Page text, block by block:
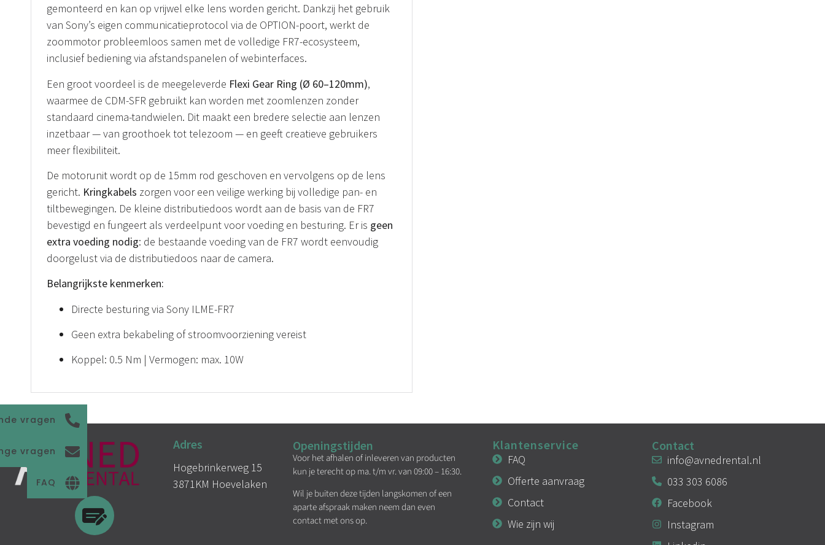
gemonteerd en kan op vrijwel elke lens worden gericht. Dankzij het gebruik
van Sony’s eigen communicatieprotocol via de OPTION-poort, werkt de
zoommotor probleemloos samen met de volledige FR7-ecosysteem,
inclusief bediening via afstandspanelen of webinterfaces.
Een groot voordeel is de meegeleverde Flexi Gear Ring (Ø 60–120mm),
waarmee de CDM-SFR gebruikt kan worden met zoomlenzen zonder
standaard cinema-tandwielen. Dit maakt een bredere selectie aan lenzen
inzetbaar — van groothoek tot telezoom — en geeft creatieve gebruikers
meer flexibiliteit.
De motorunit wordt op de 15mm rod geschoven en vervolgens op de lens
gericht. Kringkabels zorgen voor een veilige werking bij volledige pan- en
tiltbewegingen. De kleine distributiedoos wordt aan de basis van de FR7
bevestigd en fungeert als verdeelpunt voor voeding en besturing. Er is geen
extra voeding nodig: de bestaande voeding van de FR7 wordt eenvoudig
doorgelust via de distributiedoos naar de camera.
Belangrijkste kenmerken:
Directe besturing via Sony ILME-FR7
Geen extra bekabeling of stroomvoorziening vereist
Koppel: 0.5 Nm | Vermogen: max. 10W
Adres
Hogebrinkerweg 15
3871KM Hoevelaken
Openingstijden
Voor het afhalen of inleveren van producten
kun je terecht op ma. t/m vr. van 09:00 – 16:30.
Wil je buiten deze tijden langskomen of een
aparte afspraak maken neem dan even
contact met ons op.
Klantenservice
FAQ
Offerte aanvraag
Contact
Wie zijn wij
Contact
info@avnedrental.nl
033 303 6086
Facebook
Instagram
vragen
vragen
FAQ